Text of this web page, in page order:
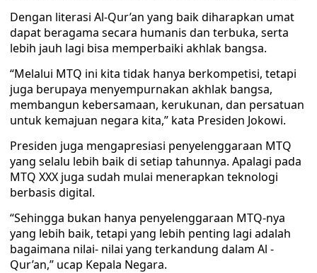
Dengan literasi Al-Qur’an yang baik diharapkan umat
dapat beragama secara humanis dan terbuka, serta
lebih jauh lagi bisa memperbaiki akhlak bangsa.
“Melalui MTQ ini kita tidak hanya berkompetisi, tetapi
juga berupaya menyempurnakan akhlak bangsa,
membangun kebersamaan, kerukunan, dan persatuan
untuk kemajuan negara kita,” kata Presiden Jokowi.
Presiden juga mengapresiasi penyelenggaraan MTQ
yang selalu lebih baik di setiap tahunnya. Apalagi pada
MTQ XXX juga sudah mulai menerapkan teknologi
berbasis digital.
“Sehingga bukan hanya penyelenggaraan MTQ-nya
yang lebih baik, tetapi yang lebih penting lagi adalah
bagaimana nilai- nilai yang terkandung dalam Al -
Qur’an,” ucap Kepala Negara.